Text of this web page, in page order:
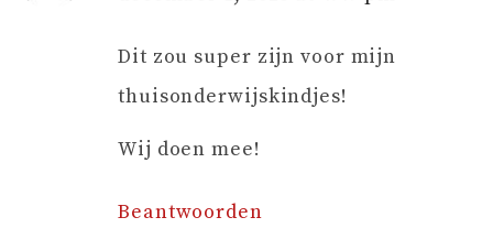
Dit zou super zijn voor mijn
thuisonderwijskindjes!
Wij doen mee!
Beantwoorden